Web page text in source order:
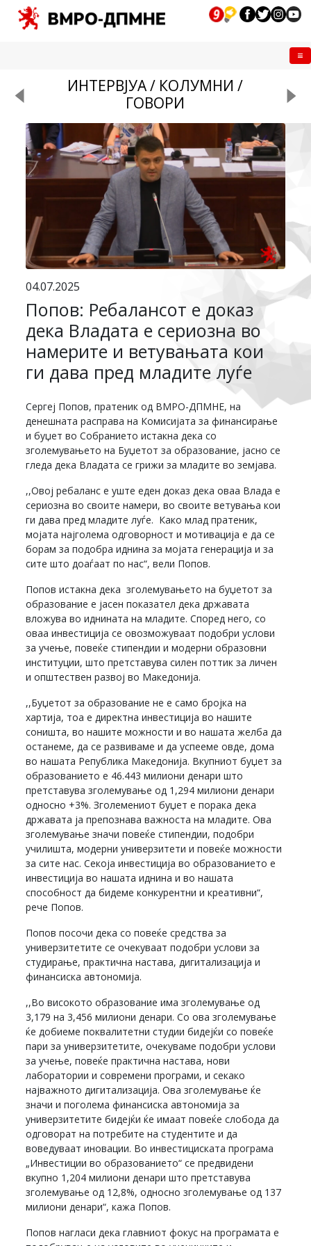
ИНТЕРВЈУА / КОЛУМНИ /
ГОВОРИ
04.07.2025
Попов: Ребалансот е доказ
дека Владата е сериозна во
намерите и ветувањата кои
ги дава пред младите луѓе
Сергеј Попов, пратеник од ВМРО-ДПМНЕ, на
денешната расправа на Комисијата за финансирање
и буџет во Собранието истакна дека со
зголемувањето на Буџетот за образование, јасно се
гледа дека Владата се грижи за младите во земјава.
,,Овој ребаланс е уште еден доказ дека оваа Влада е
сериозна во своите намери, во своите ветувања кои
ги дава пред младите луѓе. Како млад пратеник,
мојата најголема одговорност и мотивација е да се
борам за подобра иднина за мојата генерација и за
сите што доаѓаат по нас“, вели Попов.
Попов истакна дека зголемувањето на буџетот за
образование е јасен показател дека државата
вложува во иднината на младите. Според него, со
оваа инвестиција се овозможуваат подобри услови
за учење, повеќе стипендии и модерни образовни
институции, што претставува силен поттик за личен
и општествен развој во Македонија.
,,Буџетот за образование не е само бројка на
хартија, тоа е директна инвестиција во нашите
соништа, во нашите можности и во нашата желба да
останеме, да се развиваме и да успееме овде, дома
во нашата Република Македонија. Вкупниот буџет за
образованието е 46.443 милиони денари што
претставува зголемување од 1,294 милиони денари
односно +3%. Зголемениот буџет е порака дека
државата ја препознава важноста на младите. Ова
зголемување значи повеќе стипендии, подобри
училишта, модерни универзитети и повеќе можности
за сите нас. Секоја инвестиција во образованието е
инвестиција во нашата иднина и во нашата
способност да бидеме конкурентни и креативни“,
рече Попов.
Попов посочи дека со повеќе средства за
универзитетите се очекуваат подобри услови за
студирање, практична настава, дигитализација и
финансиска автономија.
,,Во високото образование има зголемување од
3,179 на 3,456 милиони денари. Со ова зголемување
ќе добиеме поквалитетни студии бидејќи со повеќе
пари за универзитетите, очекуваме подобри услови
за учење, повеќе практична настава, нови
лаборатории и современи програми, и секако
најважното дигитализација. Ова зголемување ќе
значи и поголема финансиска автономија за
универзитетите бидејќи ќе имаат повеќе слобода да
одговорат на потребите на студентите и да
воведуваат иновации. Во инвестициската програма
„Инвестиции во образованието“ се предвидени
вкупно 1,204 милиони денари што претставува
зголемување од 12,8%, односно зголемување од 137
милиони денари“, кажа Попов.
Попов нагласи дека главниот фокус на програмата е